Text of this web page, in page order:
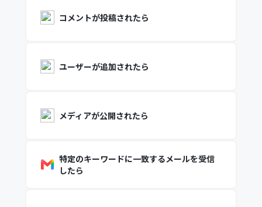
コメントが投稿されたら
ユーザーが追加されたら
メディアが公開されたら
特定のキーワードに一致するメールを受信
したら